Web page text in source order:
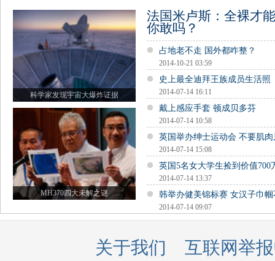
科学家发现宇宙大爆炸证据
MH370四大未解之谜
法国米卢斯：全裸才
你敢吗？
占地老不走 国外都咋整？
2014-10-21 03:59
史上最全迪拜王族成员生活照
2014-07-14 16:11
戴上感应手套 顿成贝多芬
2014-07-14 10:58
英国举办绅士运动会 不要肌
2014-07-14 15:08
英国5名女大学生捡到价值700
2014-07-14 13:37
韩举办健美锦标赛 女汉子巾
2014-07-14 09:07
关于我们
互联网举